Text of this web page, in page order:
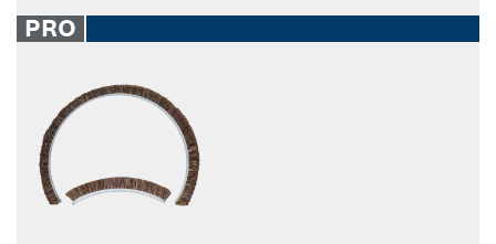
PRO